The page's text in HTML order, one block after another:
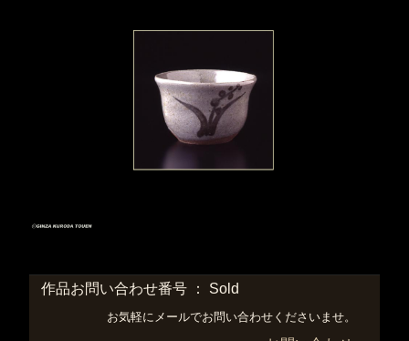
作品お問い合わせ番号 ： Sold
お気軽にメールでお問い合わせくださいませ。